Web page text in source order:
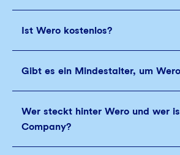
Ist Wero kostenlos?
Gibt es ein Mindestalter, um
Wer steckt hinter Wero und wer
Company?